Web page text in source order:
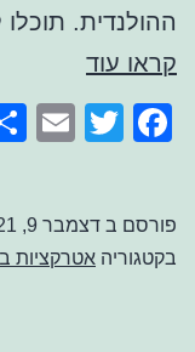
ההולנדית.
קראו עודהארמון
המלכותי
של
פורסם ב דצמבר 9, 2021
בקטגוריה אטרקציות